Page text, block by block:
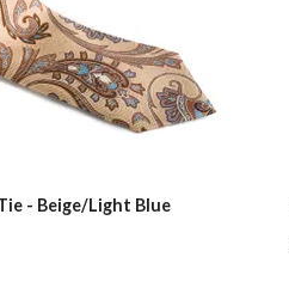
- Beige/Light Blue